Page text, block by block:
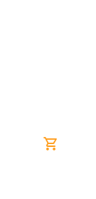
Nákupní